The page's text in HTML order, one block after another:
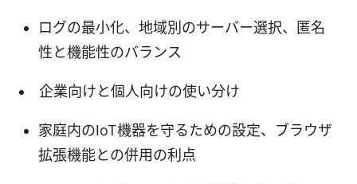
ログの最小化、地域別のサーバー選択、匿名
性と機能性のバランス
企業向けと個人向けの使い分け
家庭内のIoT機器を守るための設定、ブラウザ
拡張機能との併用の利点